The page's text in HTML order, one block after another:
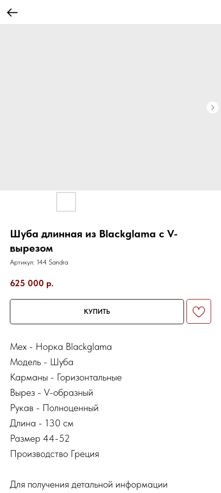
Шуба длинная из Blackglama с V-
вырезом
Артикул: 144 Sandra
625 000 р.
КУПИТЬ
Мех - Норка Blackglama
Модель - Шуба
Карманы - Горизонтальные
Вырез - V-образный
Рукав - Полноценный
Длина - 130 см
Размер 44-52
Производство Греция
Для получения детальной информации